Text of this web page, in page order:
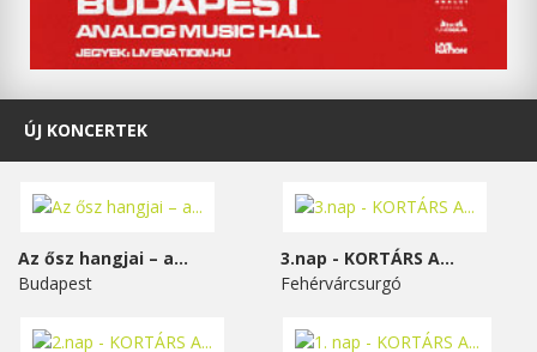
ÚJ KONCERTEK
Az ősz hangjai – a...
Budapest
3.nap - KORTÁRS A...
Fehérvárcsurgó